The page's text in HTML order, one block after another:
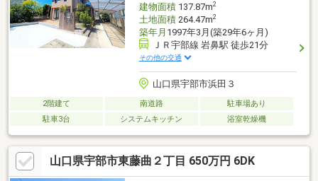
建物面積137.87m2
土地面積264.47m2
築年月 1997年3月(築29年6ヶ月)
ＪＲ宇部線 岩鼻駅 徒歩21分
その他の交通
山口県宇部市浜田３
2階建て 南道路
駐車場あり
駐車3台
システムキッチン 浴室乾燥機
山口県宇部市東藤曲２丁目 650万円 6DK